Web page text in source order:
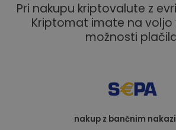
Pri nakupu kriptovalute z
Kriptomat imate na voljo
možnosti
nakup z bančnim